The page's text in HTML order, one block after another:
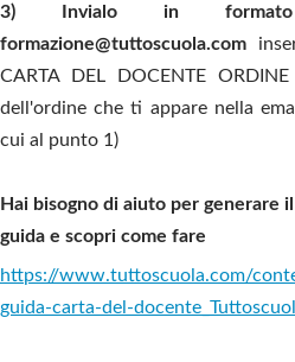
3) Invialo in
formazione@tuttoscuola.com
CARTA DEL DOCENTE
dell'ordine che ti appare nella
cui al punto 1)
Hai bisogno di aiuto per generare
guida e scopri come fare
https://www.tuttoscuola.com/
guida-carta-del-